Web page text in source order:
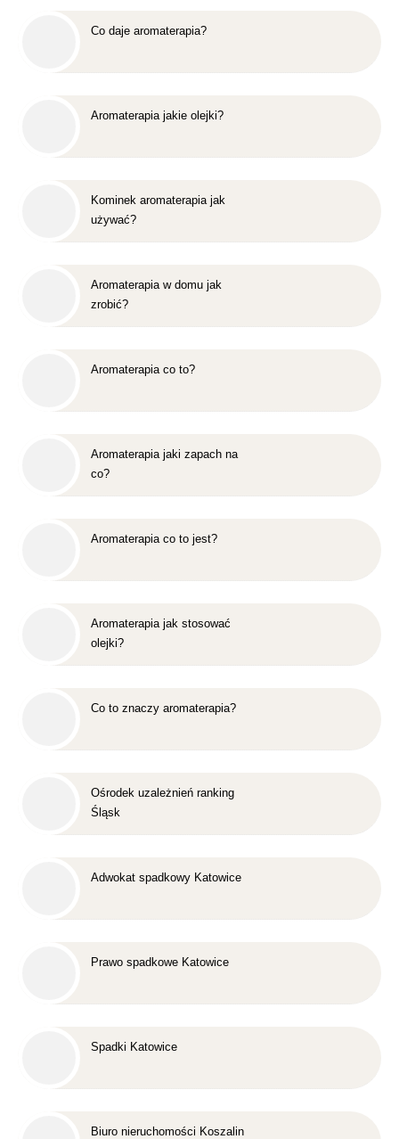
Co daje aromaterapia?
Aromaterapia jakie olejki?
Kominek aromaterapia jak
używać?
Aromaterapia w domu jak
zrobić?
Aromaterapia co to?
Aromaterapia jaki zapach na
co?
Aromaterapia co to jest?
Aromaterapia jak stosować
olejki?
Co to znaczy aromaterapia?
Ośrodek uzależnień ranking
Śląsk
Adwokat spadkowy Katowice
Prawo spadkowe Katowice
Spadki Katowice
Biuro nieruchomości Koszalin